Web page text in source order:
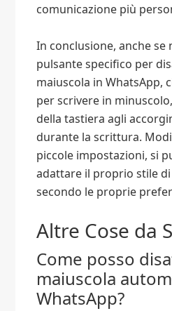
comunicazione più
In conclusione, anche se
pulsante specifico per
maiuscola in WhatsApp,
per scrivere in
della tastiera agli
durante la scrittura.
piccole impostazioni, si
adattare il proprio stile
secondo le proprie
Altre Cose da
Come posso
maiuscola
WhatsApp?